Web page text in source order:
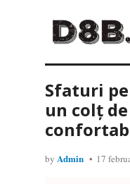
Sfaturi
un colț
by Admin 17